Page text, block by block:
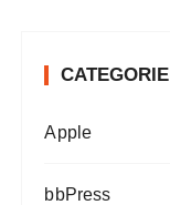
CATEGORIE
Apple
bbPress